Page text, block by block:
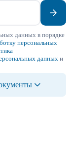
данных в порядке
персональных
данных и